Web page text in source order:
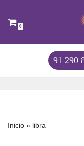
Saltar
0
91 290
Inicio » libra